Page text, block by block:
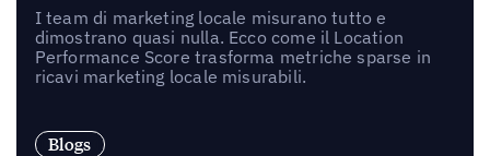
I team di marketing locale misurano tutto e
dimostrano quasi nulla. Ecco come il Location
Performance Score trasforma metriche sparse in
ricavi marketing locale misurabili.
Blogs